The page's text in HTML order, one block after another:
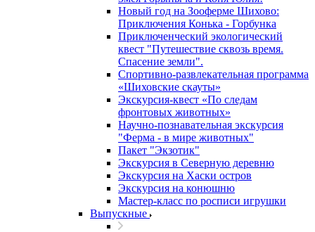
Новый год на Зооферме Шихово:
Приключения Конька - Горбунка
Приключенческий экологический
квест "Путешествие сквозь время.
Спасение земли".
Спортивно-развлекательная программа
«Шиховские скауты»
Экскурсия-квест «По следам
фронтовых животных»
Научно-познавательная экскурсия
"Ферма - в мире животных"
Пакет "Экзотик"
Экскурсия в Северную деревню
Экскурсия на Хаски остров
Экскурсия на конюшню
Мастер-класс по росписи игрушки
Выпускные